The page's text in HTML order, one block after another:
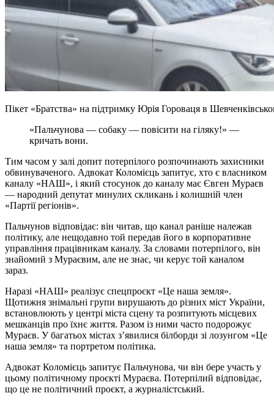
Пікет «Братства» на підтримку Юрія Гороваця в
«Пальчунова — собаку — повісити на гіляку!» —
кричать вони.
Тим часом у залі допит потерпілого розпочинають захисники
обвинуваченого. Адвокат Коломієць запитує, хто є власником
каналу «НАШ», і який стосунок до каналу має Євген Мураєв
— народний депутат минулих скликань і колишній член
«Партії регіонів».
Пальчунов відповідає: він читав, що канал раніше належав
політику, але нещодавно той передав його в корпоративне
управління працівникам каналу. За словами потерпілого, він
знайомий з Мураєвим, але не знає, чи керує той каналом
зараз.
Наразі «НАШ» реалізує спецпроєкт «Це наша земля».
Щотижня знімальні групи вирушають до різних міст України,
встановлюють у центрі міста сцену та розпитують місцевих
мешканців про їхнє життя. Разом із ними часто подорожує
Мураєв. У багатьох містах з’явилися білборди зі лозунгом «Це
наша земля» та портретом політика.
Адвокат Коломієць запитує Пальчунова, чи він бере участь у
цьому політичному проєкті Мураєва. Потерпілий відповідає,
що це не політичний проєкт, а журналістський.